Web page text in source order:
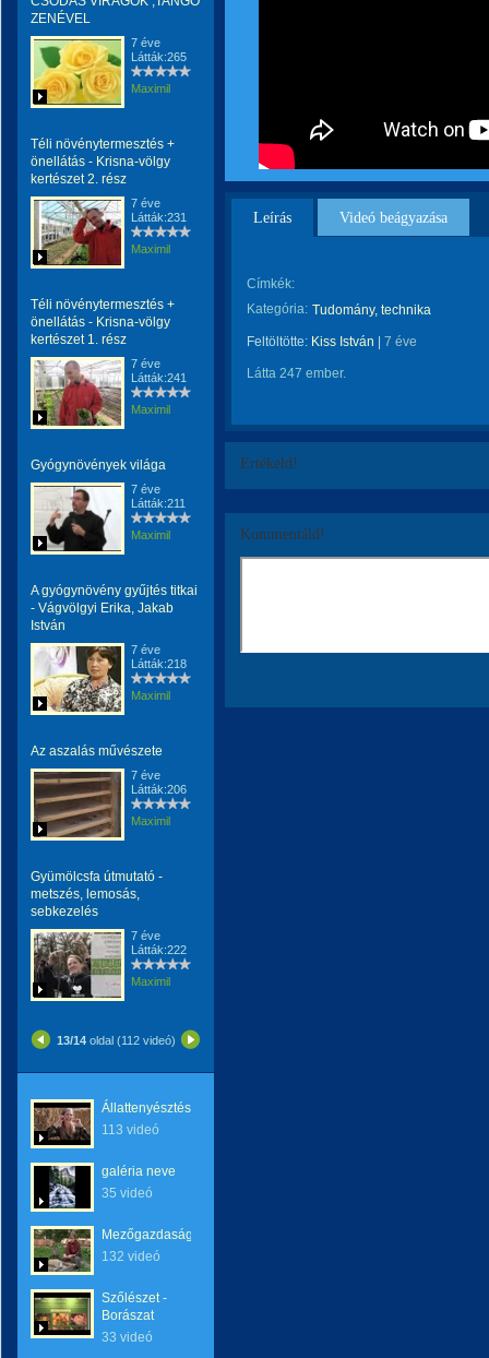
ZENÉVEL
7 éve
Látták:265
Maximil
Téli növénytermesztés +
önellátás - Krisna-völgy
kertészet 2. rész
7 éve
Látták:231
Maximil
Téli növénytermesztés +
önellátás - Krisna-völgy
kertészet 1. rész
7 éve
Látták:241
Maximil
Gyógynövények világa
7 éve
Látták:211
Maximil
A gyógynövény gyűjtés titkai
- Vágvölgyi Erika, Jakab
István
7 éve
Látták:218
Maximil
Az aszalás művészete
7 éve
Látták:206
Maximil
Gyümölcsfa útmutató -
metszés, lemosás,
sebkezelés
7 éve
Látták:222
Maximil
13/14oldal (112 videó)
Állattenyésztés
113 videó
galéria neve
35 videó
Mezőgazdaság
132 videó
Szőlészet -
Borászat
33 videó
Leírás Videó beágyazása
Címkék:
Kategória: Tudomány, technika
Feltöltötte: Kiss István 7 éve
Látta 247 ember.
Értékeld!
Kommentáld!